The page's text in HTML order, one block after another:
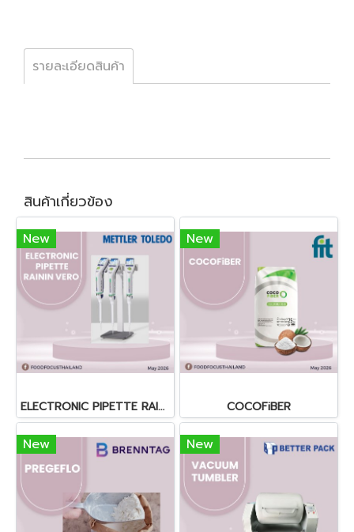
รายละเอียดสินค้า
สินค้าเกี่ยวข้อง
New
ELECTRONIC PIPETTE RAININ VERO
New
COCOFiBER
New New